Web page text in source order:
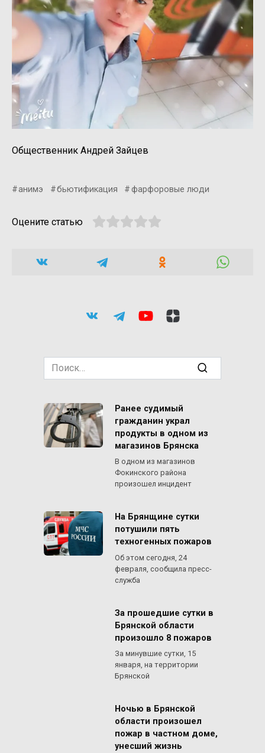
Общественник Андрей Зайцев
анимэ бьютификация фарфоровые люди
Оцените статью
Search
for:
Ранее судимый
гражданин украл
продукты в одном из
магазинов Брянска
В одном из магазинов
Фокинского района
произошел инцидент
На Брянщине сутки
потушили пять
техногенных пожаров
Об этом сегодня, 24
февраля, сообщила пресс-
служба
За прошедшие сутки в
Брянской области
произошло 8 пожаров
За минувшие сутки, 15
января, на территории
Брянской
Ночью в Брянской
области произошел
пожар в частном доме,
унесший жизнь